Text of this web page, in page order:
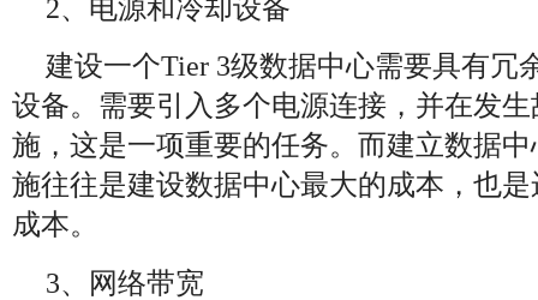
2、电源和冷却设备
建设一个Tier 3级数据中心需要具有冗
设备。需要引入多个电源连接，并在发
施，这是一项重要的任务。而建立数据
施往往是建设数据中心最大的成本，也
成本。
3、网络带宽